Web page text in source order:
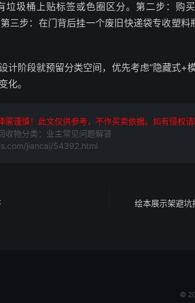
垃圾桶上贴标签或色圈区分。第二步：购
三步：在门背后挂一个废旧快递袋专收塑
计阶段就预留分类空间，优先考虑“隐藏式+
化。
谨慎！此文仅供参考，不作买卖依据。如有侵权请
收物分类：业主常见问题解答
jiancai/54392.html
绘本展示架避坑
©